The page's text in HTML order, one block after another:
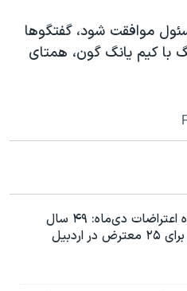
ایران
صلح
موافقت شود، گفتگوها
پیونگ یانگ با کیم یانگ گون، همتای
پرونده اعتراضات دی‌ماه: ۴۹ سال
در اردبیل